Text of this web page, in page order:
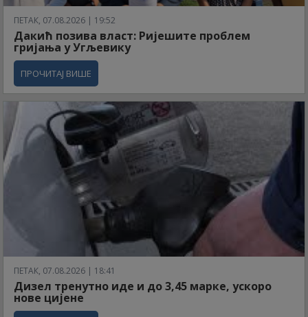
ПЕТАК, 07.08.2026 | 19:52
Дакић позива власт: Ријешите проблем
гријања у Угљевику
ПРОЧИТАЈ ВИШЕ
ПЕТАК, 07.08.2026 | 18:41
Дизел тренутно иде и до 3,45 марке, ускоро
нове цијене